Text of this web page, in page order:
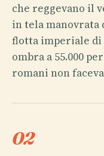
che reggevano il
in tela
flotta imperiale di
ombra a 55.000
romani non
02